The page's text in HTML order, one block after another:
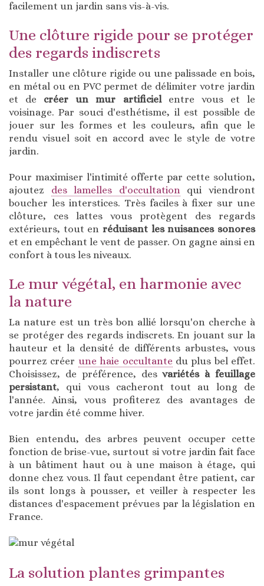
facilement un jardin sans vis-à-vis.
Une clôture rigide pour se protéger
des regards indiscrets
Installer une clôture rigide ou une palissade en bois,
en métal ou en PVC permet de délimiter votre jardin
et de créer un mur artificielentre vous et le
voisinage. Par souci d'esthétisme, il est possible de
jouer sur les formes et les couleurs, afin que le
rendu visuel soit en accord avec le style de votre
jardin.
Pour maximiser l'intimité offerte par cette solution,
ajoutez des lamelles d'occultationqui viendront
boucher les interstices. Très faciles à fixer sur une
clôture, ces lattes vous protègent des regards
extérieurs, tout en réduisant les nuisances sonores
et en empêchant le vent de passer. On gagne ainsi en
confort à tous les niveaux.
Le mur végétal, en harmonie avec
la nature
La nature est un très bon allié lorsqu'on cherche à
se protéger des regards indiscrets. En jouant sur la
hauteur et la densité de différents arbustes, vous
pourrez créer une haie occultante du plus bel effet.
Choisissez, de préférence, desvariétés à feuillage
persistant, qui vous cacheront tout au long de
l'année. Ainsi, vous profiterez des avantages de
votre jardin été comme hiver.
Bien entendu, des arbres peuvent occuper cette
fonction de brise-vue, surtout si votre jardin fait face
à un bâtiment haut ou à une maison à étage, qui
donne chez vous. Il faut cependant être patient, car
ils sont longs à pousser, et veiller à respecter les
distances d'espacement prévues par la législation en
France.
La solution plantes grimpantes